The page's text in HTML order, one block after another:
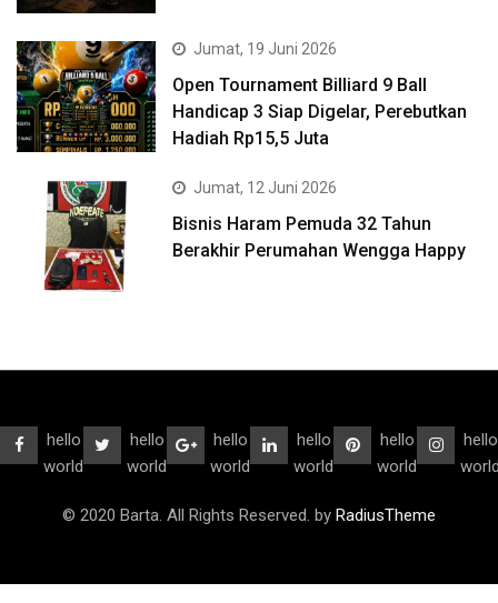
Jumat, 19 Juni 2026
Open Tournament Billiard 9 Ball
Handicap 3 Siap Digelar, Perebutkan
Hadiah Rp15,5 Juta
Jumat, 12 Juni 2026
Bisnis Haram Pemuda 32 Tahun
Berakhir Perumahan Wengga Happy
hello
world
hello
world
hello
world
hello
world
hello
world
hello
© 2020 Barta. All Rights Reserved. by RadiusTheme